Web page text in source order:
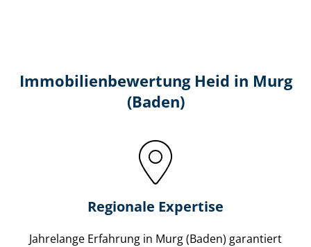
Immobilien­bewertung Heid in Murg
(Baden)
Regionale Expertise
Jahrelange Erfahrung in Murg (Baden) garantiert